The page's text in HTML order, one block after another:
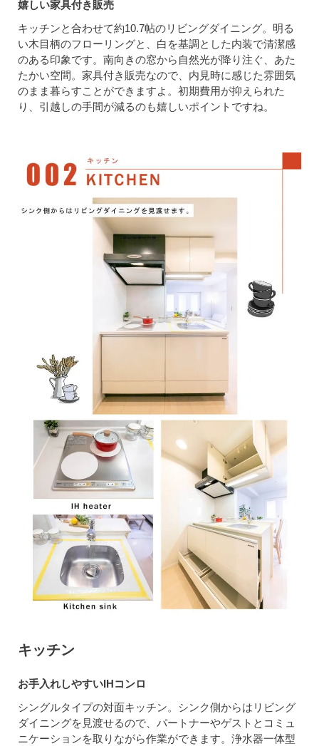
嬉しい家具付き販売
キッチンと合わせて約10.7帖のリビングダイニング。明る
い木目柄のフローリングと、白を基調とした内装で清潔感
のある印象です。南向きの窓から自然光が降り注ぐ、あた
たかい空間。家具付き販売なので、内見時に感じた雰囲気
のまま暮らすことができますよ。初期費用が抑えられた
り、引越しの手間が減るのも嬉しいポイントですね。
キッチン
お手入れしやすいIHコンロ
シングルタイプの対面キッチン。シンク側からはリビング
ダイニングを見渡せるので、パートナーやゲストとコミュ
ニケーションを取りながら作業ができます。浄水器一体型